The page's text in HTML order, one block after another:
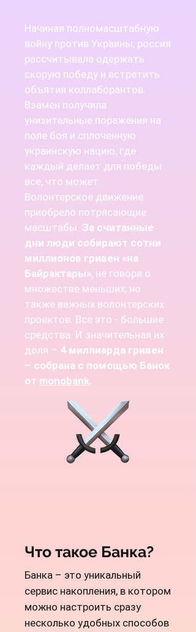
Начиная полномасштабную
войну против Украины, россия
рассчитывала одержать
скорую победу и встретить
объятия коллаборантов.
Взамен получила
унизительные поражения на
поле боя и сплоченную
украинскую нацию, где
каждый делает для победы
все, что может.
Волонтерское движение
приобрело потрясающие
масштабы. За считанные
дни люди собирают сотни
миллионов гривен «на
Байрактары», не говоря о
множестве меньших, но
также важных волонтерских
проектов. Все это - большие
средства. И значительная их
доля – 4 миллиарда гривен
– собрана с помощью Банок
от monobank.
Что такое Банка?
Банка – это уникальный
сервис накопления, в котором
можно настроить сразу
несколько удобных способов